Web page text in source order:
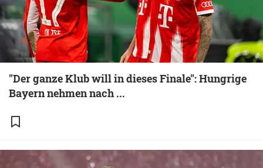
"Der ganze Klub will in dieses Finale": Hungrige
Bayern nehmen nach ...